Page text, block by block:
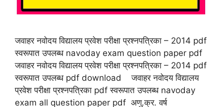
जवाहर नवोदय विद्यालय प्रवेश परीक्षा प्रश्नपत्रिका – 2014 pdf
स्वरूपात उपलब्ध navoday exam question paper pdf
जवाहर नवोदय विद्यालय प्रवेश परीक्षा प्रश्नपत्रिका – 2014 pdf
स्वरूपात उपलब्ध pdf download जवाहर नवोदय विद्यालय
प्रवेश परीक्षा प्रश्नपत्रिका pdf स्वरूपात उपलब्ध navoday
exam all question paper pdf अणु.क्र. वर्ष